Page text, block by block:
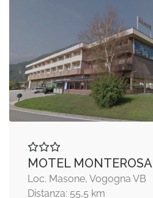
MOTEL MONTEROSA
Loc. Masone, Vogogna VB
Distanza: 55,5 km